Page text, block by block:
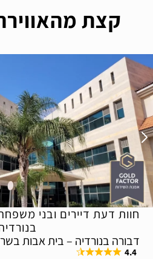
קצת
חוות דעת דיירים ובני
דבורה בנורדיה – בית אבות
4.4